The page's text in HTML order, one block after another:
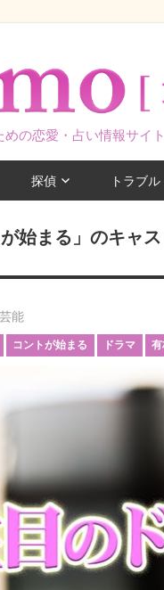
の恋愛・占い情報サイト
探偵 トラブル
始まる」のキャ
芸能
コントが始まる ドラマ